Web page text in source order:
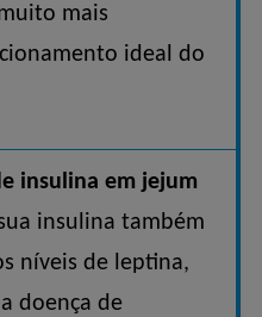
mais
ideal do
insulina em jejum
insulina também
níveis de leptina,
doença de